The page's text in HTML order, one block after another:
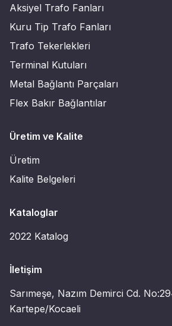
Aksiyel Trafo Fanları
Kuru Tip Trafo Fanları
Trafo Tekerlekleri
Terminal Kutuları
Metal Bağlantı Parçaları
Flex Bakır Bağlantılar
Üretim ve Kalite
Üretim
Kalite Belgeleri
Kataloglar
2022 Katalog
İletişim
Sarımeşe, Nazım Demirci Cd.
Kartepe/Kocaeli